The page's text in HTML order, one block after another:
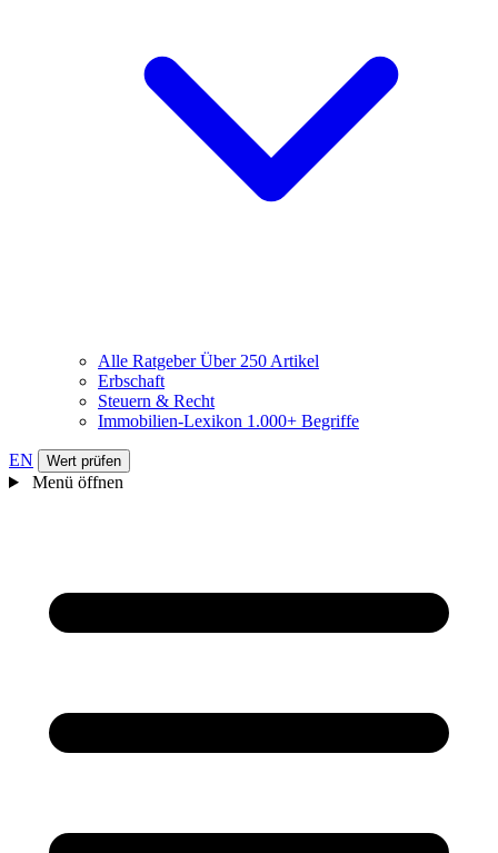
Alle RatgeberÜber 250 Artikel
Erbschaft
Steuern & Recht
Immobilien-Lexikon 1.000+ Begriffe
EN Wert prüfen
Menü öffnen